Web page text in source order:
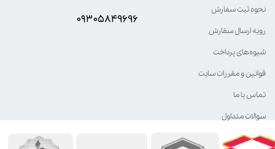
نحوه ثبت سفارش
رویه ارسال سفارش
شیوه‌های پرداخت
قوانین و مقررات سایت
تماس با ما
سوالات متداول
۰۹۳۰۵8۴9696